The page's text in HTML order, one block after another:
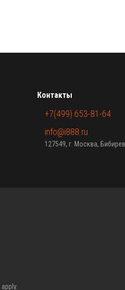
Контакты
+7(499) 653-81-64
info@i888.ru
127549, г. Москва,
apply.